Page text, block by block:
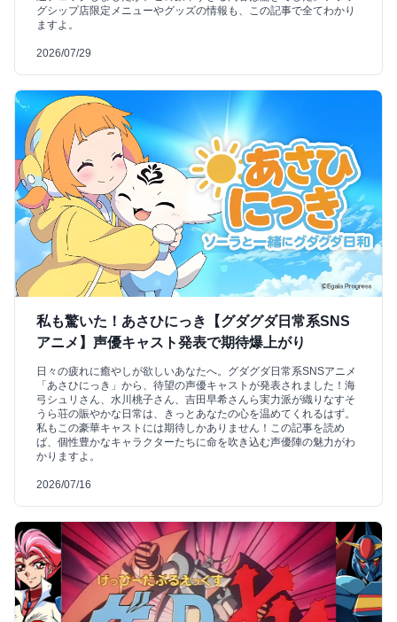
グシップ店限定メニューやグッズの情報も、この記事で全てわかり
ますよ。
2026/07/29
私も驚いた！あさひにっき【グダグダ日常系SNS
アニメ】声優キャスト発表で期待爆上がり
日々の疲れに癒やしが欲しいあなたへ。グダグダ日常系SNSアニメ
「あさひにっき」から、待望の声優キャストが発表されました！海
弓シュリさん、水川桃子さん、吉田早希さんら実力派が織りなすそ
うら荘の賑やかな日常は、きっとあなたの心を温めてくれるはず。
私もこの豪華キャストには期待しかありません！この記事を読め
ば、個性豊かなキャラクターたちに命を吹き込む声優陣の魅力がわ
かりますよ。
2026/07/16